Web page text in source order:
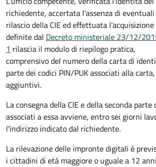
richiedente, accertata l'assenza di
rilascio della CIE ed effettuata
definite dal Decreto ministeriale 23/12/
1 rilascia il modulo di riepilogo pratica,
comprensivo del numero della carta di
parte dei codici PIN/PUK associati alla
aggiuntivi.
La consegna della CIE e della seconda parte
associati a essa avviene, entro sei giorni
l'indirizzo indicato dal richiedente.
La rilevazione delle impronte digitali è
i cittadini di età maggiore o uguale a 12